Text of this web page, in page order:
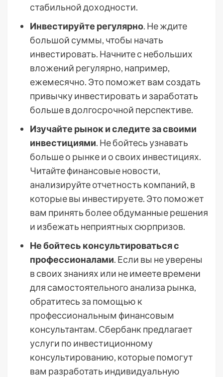
стабильной доходности.
Инвестируйте регулярно. Не ждите
большой суммы, чтобы начать
инвестировать. Начните с небольших
вложений регулярно, например,
ежемесячно. Это поможет вам создать
привычку инвестировать и заработать
больше в долгосрочной перспективе.
Изучайте рынок и следите за своими
инвестициями. Не бойтесь узнавать
больше о рынке и о своих инвестициях.
Читайте финансовые новости,
анализируйте отчетность компаний, в
которые вы инвестируете. Это поможет
вам принять более обдуманные решения
и избежать неприятных сюрпризов.
Не бойтесь консультироваться с
профессионалами. Если вы не уверены
в своих знаниях или не имеете времени
для самостоятельного анализа рынка,
обратитесь за помощью к
профессиональным финансовым
консультантам. Сбербанк предлагает
услуги по инвестиционному
консультированию, которые помогут
вам разработать индивидуальную